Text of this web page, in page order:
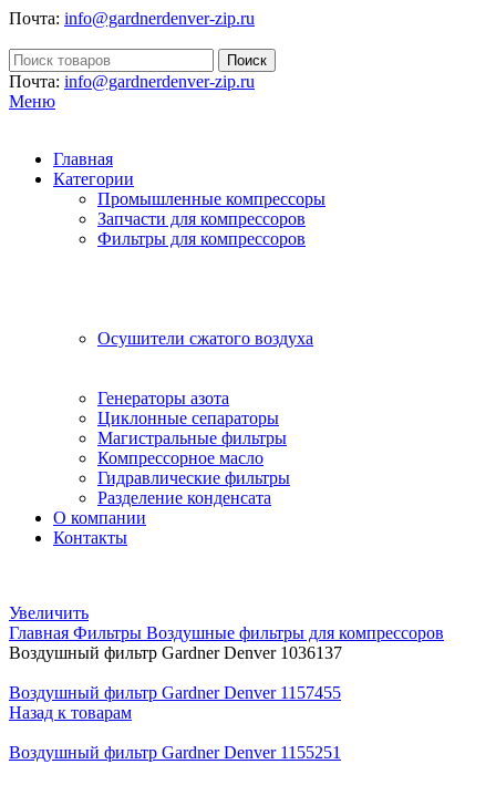
Почта: info@gardnerdenver-zip.ru
Поиск
Почта: info@gardnerdenver-zip.ru
Меню
Главная
Категории
Промышленные компрессоры
Запчасти для компрессоров
Фильтры для компрессоров
Осушители сжатого воздуха
Генераторы азота
Циклонные сепараторы
Магистральные фильтры
Компрессорное масло
Гидравлические фильтры
Разделение конденсата
О компании
Контакты
Увеличить
Главная Фильтры Воздушные фильтры для компрессоров
Воздушный фильтр Gardner Denver 1036137
Воздушный фильтр Gardner Denver 1157455
Назад к товарам
Воздушный фильтр Gardner Denver 1155251